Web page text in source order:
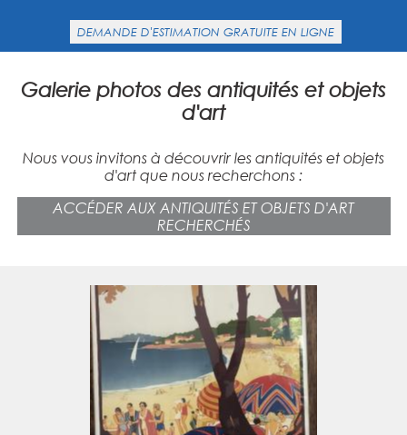
DEMANDE D'ESTIMATION GRATUITE EN LIGNE
Galerie photos des antiquités et objets
d'art
Nous vous invitons à découvrir les antiquités et objets
d'art que nous recherchons :
ACCÉDER AUX ANTIQUITÉS ET OBJETS D'ART
RECHERCHÉS